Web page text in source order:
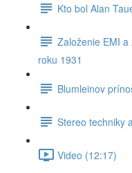
Kto bol Alan
Založenie EMI
roku 1931
Blumleinov
Stereo techniky
Video (12:17)